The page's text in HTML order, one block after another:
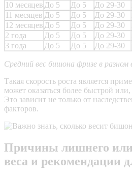
10 месяцев До 5 До 5 До 29-30
11 месяцев До 5 До 5 До 29-30
12 месяцев До 5 До 5 До 29-30
2 года
До 5 До 5 До 29-30
3 года
До 5 До 5 До 29-30
Средний вес бишона фризе в разном
Такая скорость роста является
может оказаться более быстрой
Это зависит не только от
факторов.
Причины лишнего
веса и рекомендации